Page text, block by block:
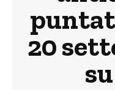
20